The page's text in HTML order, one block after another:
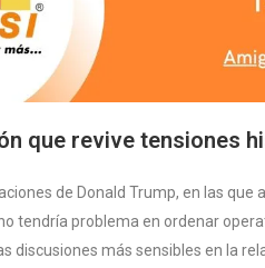
que revive tensiones
de Donald Trump, en las
tendría problema en ordenar
discusiones más sensibles en la